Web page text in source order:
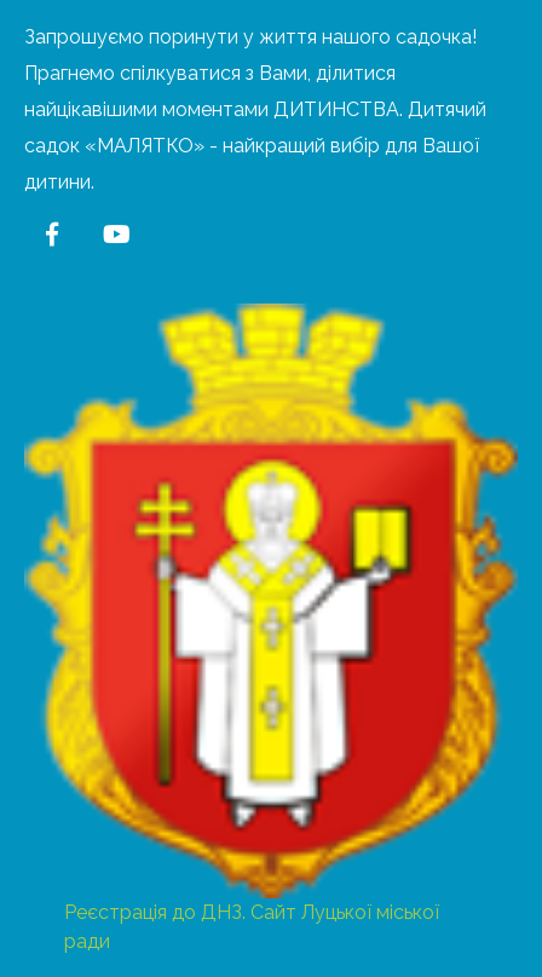
Запрошуємо поринути у життя нашого садочка!
Прагнемо спілкуватися з Вами, ділитися
найцікавішими моментами ДИТИНСТВА. Дитячий
садок «МАЛЯТКО» - найкращий вибір для Вашої
дитини.
Реєстрація до ДНЗ. Сайт Луцької міської
ради